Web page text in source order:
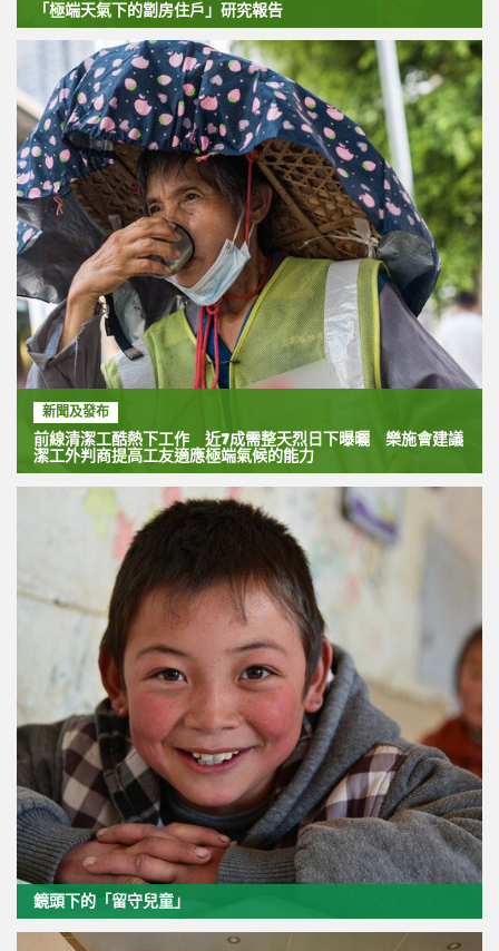
「極端天氣下的劏房住戶」研究報告
新聞及發布
前線清潔工酷熱下工作 近7成需整天烈日下曝曬 樂施會建議
潔工外判商提高工友適應極端氣候的能力
鏡頭下的「留守兒童」